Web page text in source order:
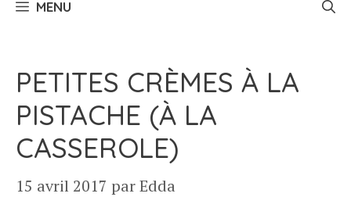
MENU
PETITES CRÈMES À LA
PISTACHE (À LA
CASSEROLE)
15 avril 2017 parEdda